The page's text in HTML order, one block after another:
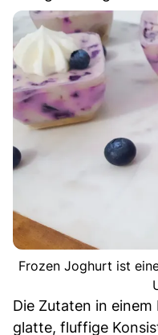
Frozen Joghurt ist
Die Zutaten in
glatte, fluffige